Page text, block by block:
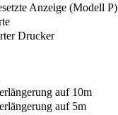
Anzeige (Modell P)
Drucker
auf 10m
auf 5m